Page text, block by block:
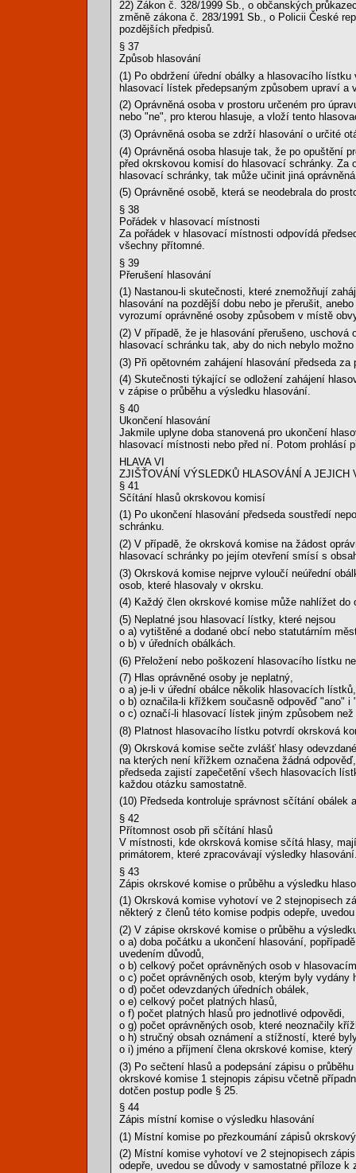
22) Zákon č. 328/1999 Sb., o občanských
změně zákona č. 283/1991 Sb., o Policii České
pozdějších předpisů.
§ 37
Způsob hlasování
(1) Po obdržení úřední obálky a hlasovacího
hlasovací lístek předepsaným způsobem upraví a
(2) Oprávněná osoba v prostoru určeném pro
nebo "ne", pro kterou hlasuje, a vloží tento
(3) Oprávněná osoba se zdrží hlasování o určité
(4) Oprávněná osoba hlasuje tak, že po opuštění
před okrskovou komisí do hlasovací schránky. Za
hlasovací schránky, tak může učinit jiná
(5) Oprávněné osobě, která se neodebrala do
§ 38
Pořádek v hlasovací místnosti
Za pořádek v hlasovací místnosti odpovídá
všechny přítomné.
§ 39
Přerušení hlasování
(1) Nastanou-li skutečnosti, které znemožňují
hlasování na pozdější dobu nebo je přerušit,
vyrozumí oprávněné osoby způsobem v místě
(2) V případě, že je hlasování přerušeno,
hlasovací schránku tak, aby do nich nebylo
(3) Při opětovném zahájení hlasování předseda
(4) Skutečnosti týkající se odložení zahájení
v zápise o průběhu a výsledku hlasování.
§ 40
Ukončení hlasování
Jakmile uplyne doba stanovená pro ukončení
hlasovací místnosti nebo před ní. Potom prohlásí
HLAVA VI
ZJIŠŤOVÁNÍ VÝSLEDKŮ HLASOVÁNÍ A JEJICH
§ 41
Sčítání hlasů okrskovou komisí
(1) Po ukončení hlasování předseda soustředí
schránku.
(2) V případě, že okrsková komise na žádost
hlasovací schránky po jejím otevření smísí s
(3) Okrsková komise nejprve vyloučí neúřední
osob, které hlasovaly v okrsku.
(4) Každý člen okrskové komise může nahlížet
(5) Neplatné jsou hlasovací lístky, které nejsou
o a) vytištěné a dodané obcí nebo statutárním
o b) v úředních obálkách.
(6) Přeložení nebo poškození hlasovacího lístku
(7) Hlas oprávněné osoby je neplatný,
o a) je-li v úřední obálce několik hlasovacích lístků,
o b) označila-li křížkem současně odpověď "ano" i
o c) označí-li hlasovací lístek jiným způsobem
(8) Platnost hlasovacího lístku potvrdí okrsková
(9) Okrsková komise sečte zvlášť hlasy
na kterých není křížkem označena žádná
předseda zajistí zapečetění všech hlasovacích
každou otázku samostatně.
(10) Předseda kontroluje správnost sčítání obálek
§ 42
Přítomnost osob při sčítání hlasů
V místnosti, kde okrsková komise sčítá hlasy,
primátorem, které zpracovávají výsledky
§ 43
Zápis okrskové komise o průběhu a výsledku
(1) Okrsková komise vyhotoví ve 2 stejnopisech
některý z členů této komise podpis odepře,
(2) V zápise okrskové komise o průběhu a
o a) doba počátku a ukončení hlasování,
uvedením důvodů,
o b) celkový počet oprávněných osob v
o c) počet oprávněných osob, kterým byly
o d) počet odevzdaných úředních obálek,
o e) celkový počet platných hlasů,
o f) počet platných hlasů pro jednotlivé odpovědi,
o g) počet oprávněných osob, které neoznačily
o h) stručný obsah oznámení a stížností, které
o i) jméno a příjmení člena okrskové komise,
(3) Po sečtení hlasů a podepsání zápisu o
okrskové komise 1 stejnopis zápisu včetně
dotčen postup podle § 25.
§ 44
Zápis místní komise o výsledku hlasování
(1) Místní komise po přezkoumání zápisů
(2) Místní komise vyhotoví ve 2 stejnopisech
odepře, uvedou se důvody v samostatné příloze k